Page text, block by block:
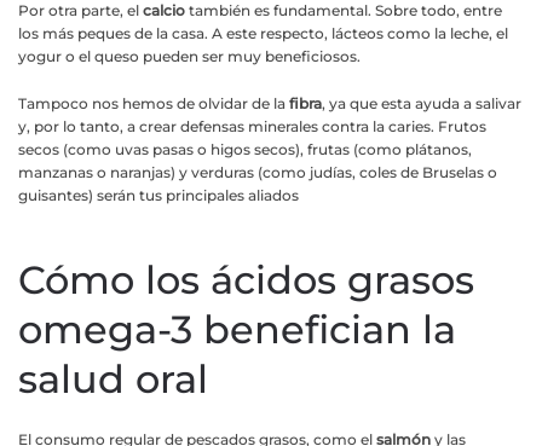
Por otra parte, el calcio también es fundamental. Sobre todo, entre
los más peques de la casa. A este respecto, lácteos como la leche, el
yogur o el queso pueden ser muy beneficiosos.
Tampoco nos hemos de olvidar de la fibra, ya que esta ayuda a salivar
y, por lo tanto, a crear defensas minerales contra la caries. Frutos
secos (como uvas pasas o higos secos), frutas (como plátanos,
manzanas o naranjas) y verduras (como judías, coles de Bruselas o
guisantes) serán tus principales aliados
Cómo los ácidos grasos
omega-3 benefician la
salud oral
El consumo regular de pescados grasos, como el salmón y las